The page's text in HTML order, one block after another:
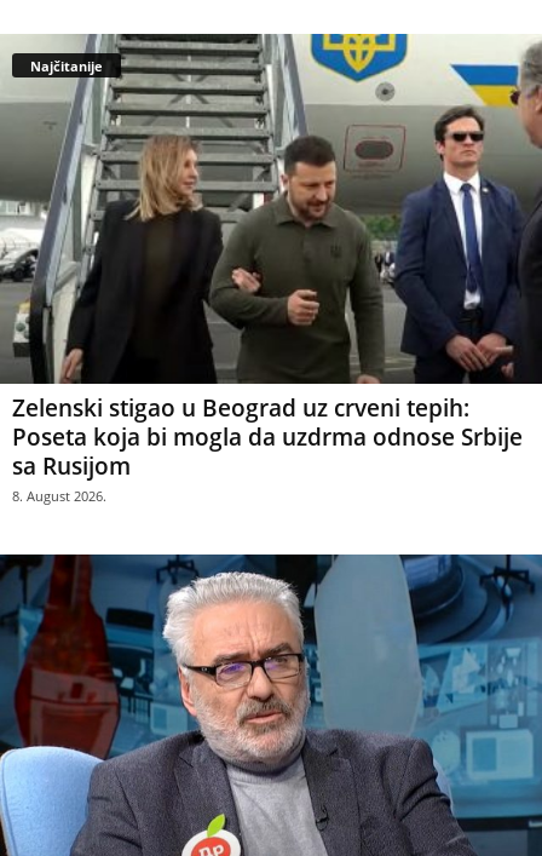
Najčitanije
Zelenski stigao u Beograd uz crveni tepih:
Poseta koja bi mogla da uzdrma odnose Srbije
sa Rusijom
8. August 2026.